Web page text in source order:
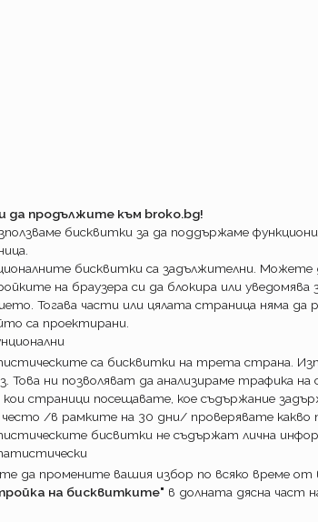
през платена връзка буди подозрение,
ни послание.
не прави, само строго гледа
си караме само по полица.
KOMPANIQ
прекалено късно май…. Класиката в
онлине”. За безкрайните вариации на
отговорност на шльокавица
дори въображение не стига.
”, далеч по трудното „колко струва
„колко ми е гражданската”
долу некакво число. Но колко по- точно
колкото мойта трябва да е.
за гражданска отговорност ” втори
полица на Лев Инс”
ако вече имаш бланка се предполага,
я намери!? И с какво основание си
с... търсачка!?
да продължите към broko.bg!
бисквитки за да поддържаме
бисквитки са задължителни. Можете
на браузера си да блокира или уведомява
Тогава части или цялата страница няма да
са проектирани.
са бисквитки на трета страна.
Това ни позволяват да анализираме трафика на
кои страници посещавате, кое съдържание
често /в рамките на 30 дни/ проверявате какво
бисвитки не съдържат лична
да промените вашия избор по всяко време от
на бисквитките" в долната дясна част